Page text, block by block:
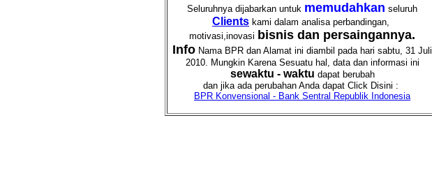
Seluruhnya dijabarkan untuk memudahkan seluruh
Clients kami dalam analisa perbandingan,
motivasi,inovasi bisnis dan persaingannya.
Info Nama BPR dan Alamat ini diambil pada hari sabtu, 31 Juli
2010. Mungkin Karena Sesuatu hal, data dan informasi ini
sewaktu - waktu dapat berubah
dan jika ada perubahan Anda dapat Click Disini :
BPR Konvensional - Bank Sentral Republik Indonesia